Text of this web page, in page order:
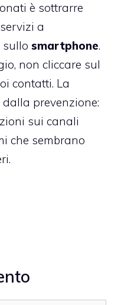
è sottrarre
a
sullo smartphone.
non cliccare sul
contatti. La
prevenzione:
sui canali
che sembrano